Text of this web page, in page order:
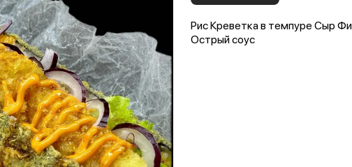
Рис Креветка в темпуре Сыр
Острый соус